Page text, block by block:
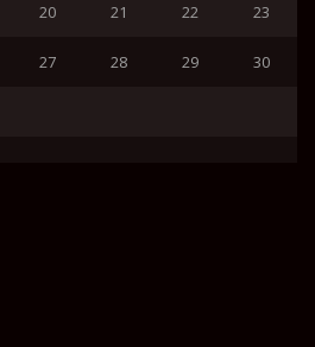
20 21 22 23
27 28 29 30